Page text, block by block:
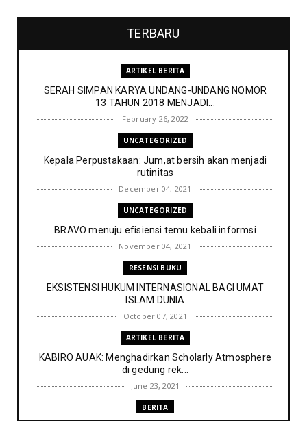
TERBARU
ARTIKEL BERITA
SERAH SIMPAN KARYA UNDANG-UNDANG NOMOR
13 TAHUN 2018 MENJADI...
February 26, 2022
UNCATEGORIZED
Kepala Perpustakaan: Jum,at bersih akan menjadi
rutinitas
December 04, 2021
UNCATEGORIZED
BRAVO menuju efisiensi temu kebali informsi
November 04, 2021
RESENSI BUKU
EKSISTENSI HUKUM INTERNASIONAL BAGI UMAT
ISLAM DUNIA
October 07, 2021
ARTIKEL BERITA
KABIRO AUAK: Menghadirkan Scholarly Atmosphere
di gedung rek...
June 23, 2021
BERITA